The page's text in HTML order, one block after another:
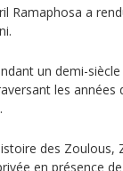
Ramaphosa a
un demi-
les années
des
en présence